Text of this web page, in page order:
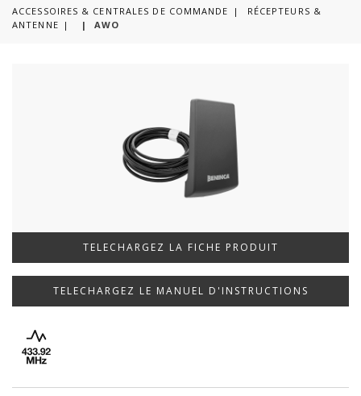
ACCESSOIRES & CENTRALES DE COMMANDE
RÉCEPTEURS &
ANTENNE
| AWO
TELECHARGEZ LA FICHE PRODUIT
TELECHARGEZ LE MANUEL D'INSTRUCTIONS